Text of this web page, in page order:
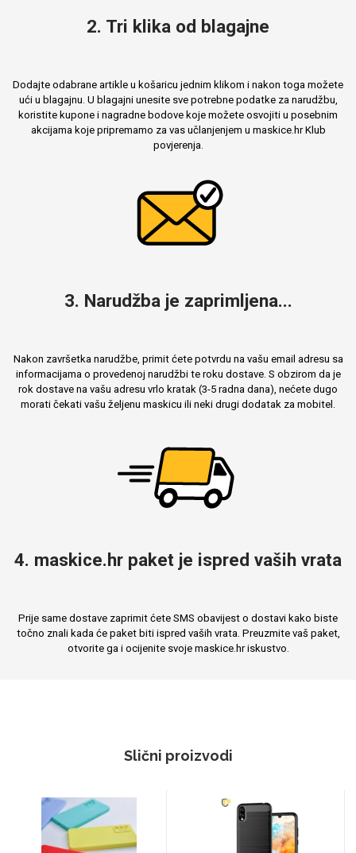
2. Tri klika od blagajne
Dodajte odabrane artikle u košaricu jednim klikom i nakon toga možete
ući u blagajnu. U blagajni unesite sve potrebne podatke za narudžbu,
koristite kupone i nagradne bodove koje možete osvojiti u posebnim
akcijama koje pripremamo za vas učlanjenjem u maskice.hr Klub
povjerenja.
3. Narudžba je zaprimljena...
Nakon završetka narudžbe, primit ćete potvrdu na vašu email adresu sa
informacijama o provedenoj narudžbi te roku dostave. S obzirom da je
rok dostave na vašu adresu vrlo kratak (3-5 radna dana), nećete dugo
morati čekati vašu željenu maskicu ili neki drugi dodatak za mobitel.
4. maskice.hr paket je ispred vaših vrata
Prije same dostave zaprimit ćete SMS obavijest o dostavi kako biste
točno znali kada će paket biti ispred vaših vrata. Preuzmite vaš paket,
otvorite ga i ocijenite svoje maskice.hr iskustvo.
Slični proizvodi